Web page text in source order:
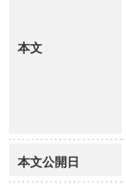
本文
本文公開日